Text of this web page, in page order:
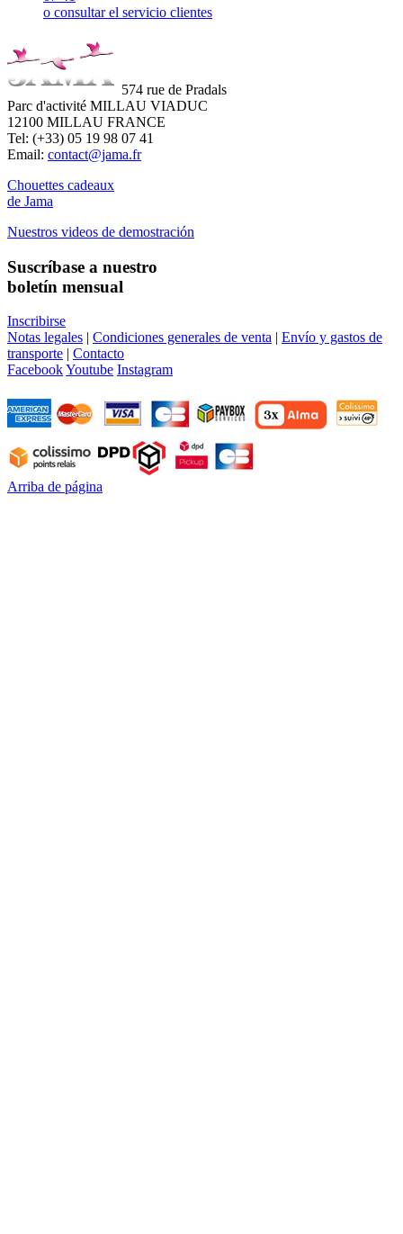
o consultar el servicio clientes
574 rue de Pradals
Parc d'activité MILLAU VIADUC
12100 MILLAU FRANCE
Tel: (+33) 05 19 98 07 41
Email: contact@jama.fr
Chouettes cadeaux
de Jama
Nuestros videos de demostración
Suscríbase a nuestro
boletín mensual
Inscribirse
Notas legales | Condiciones generales de venta | Envío y gastos de
transporte | Contacto
FacebookYoutube Instagram
Arriba de página